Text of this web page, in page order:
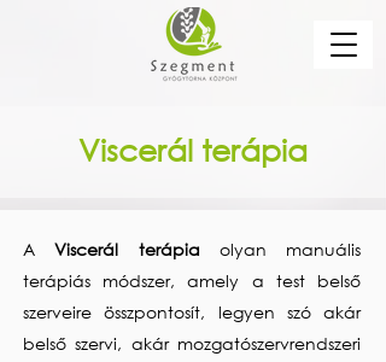
Viscerál terápia
AViscerál terápia olyan manuális
terápiás módszer, amely a test belső
szerveire összpontosít, legyen szó akár
belső szervi, akár mozgatószervrendszeri